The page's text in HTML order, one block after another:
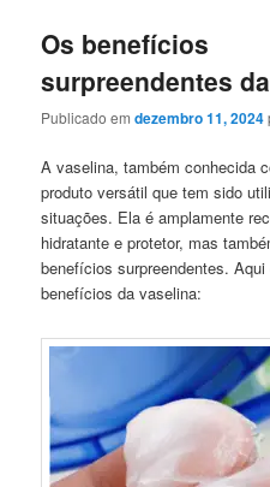
Os benefícios
surpreendentes
Publicado emdezembro 11, 2024
A vaselina, também conhecida
produto versátil que tem sido
situações. Ela é amplamente
hidratante e protetor, mas
benefícios surpreendentes.
benefícios da vaselina: